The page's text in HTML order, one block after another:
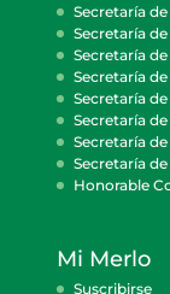
Secretaría
Secretaría
Secretaría
Secretaría
Secretaría
Secretaría
Secretaría
Secretaría
Honorable
Mi Merlo
Suscribirse